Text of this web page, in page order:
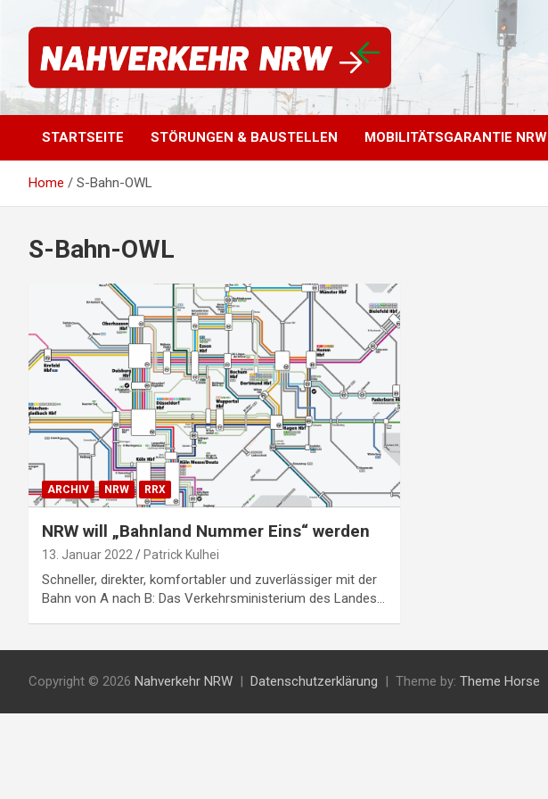
o
n
Nahverkehr NRW
Für einen starken Nahverkehr in NRW | #vorwärtsNRW
STARTSEITE STÖRUNGEN & BAUSTELLEN MOBILITÄTSGARANTIE NRW
Home S-Bahn-OWL
S-Bahn-OWL
ARCHIV NRW RRX
NRW will „Bahnland Nummer Eins“ werden
13. Januar 2022 Patrick Kulhei
Schneller, direkter, komfortabler und zuverlässiger mit der
Bahn von A nach B: Das Verkehrsministerium des Landes…
Copyright © 2026 Nahverkehr NRW Datenschutzerklärung Theme by: Theme Horse